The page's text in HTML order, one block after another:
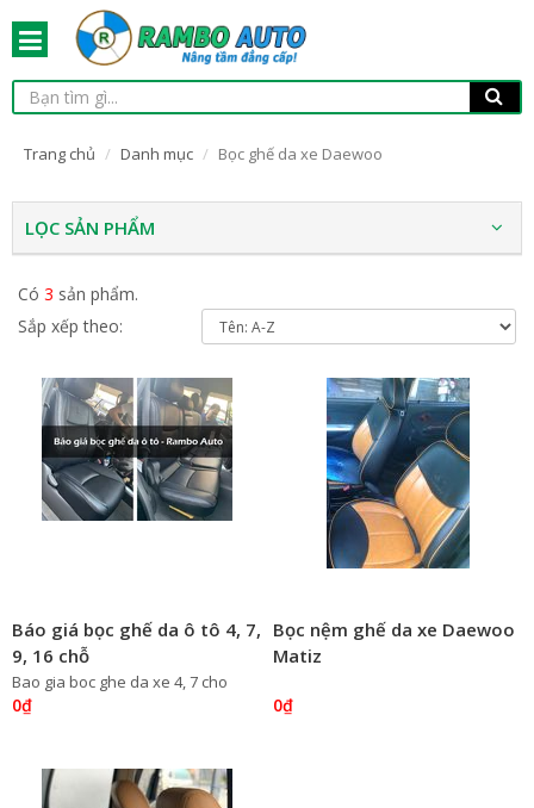
Trang chủ Danh mục Bọc ghế da xe Daewoo
LỌC SẢN PHẨM
Có 3 sản phẩm.
Sắp xếp theo:
Báo giá bọc ghế da ô tô 4, 7,
9, 16 chỗ
Bao gia boc ghe da xe 4, 7 cho
0₫
Bọc nệm ghế da xe Daewoo
Matiz
0₫